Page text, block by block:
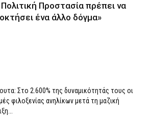
Προστασία πρέπει να
ένα άλλο δόγμα»
Στο 2.600% της δυναμικότητάς τους οι
φιλοξενίας ανηλίκων μετά τη μαζική